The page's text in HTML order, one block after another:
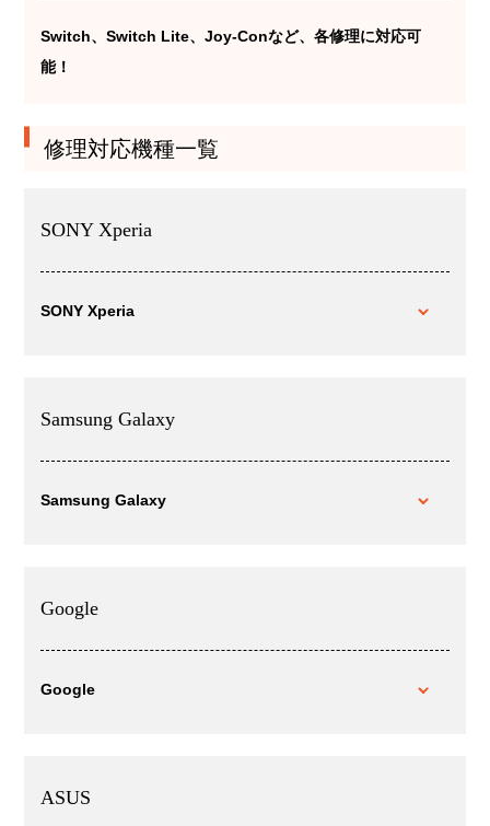
Switch、Switch Lite、Joy-Conなど、各修理に対応可
能！
修理対応機種一覧
SONY Xperia
SONY Xperia
Samsung Galaxy
Samsung Galaxy
Google
Google
ASUS